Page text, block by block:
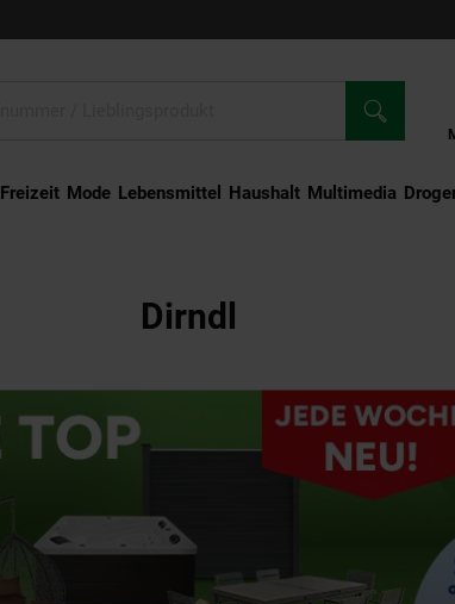
Freizeit Mode Lebensmittel Haushalt Multimedia
Dirndl